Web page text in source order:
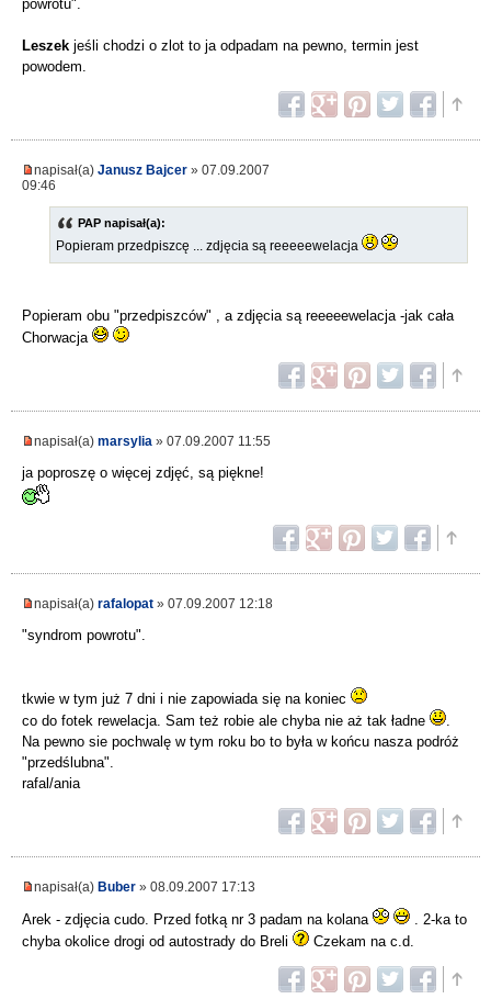
powrotu".
Leszek jeśli chodzi o zlot to ja odpadam na pewno, termin jest
powodem.
napisał(a) Janusz Bajcer » 07.09.2007
09:46
PAP napisał(a):
Popieram przedpiszcę ... zdjęcia są reeeeewelacja
Popieram obu "przedpiszców" , a zdjęcia są reeeeewelacja -jak cała
Chorwacja
napisał(a) marsylia » 07.09.2007 11:55
ja poproszę o więcej zdjęć, są piękne!
napisał(a) rafalopat » 07.09.2007 12:18
"syndrom powrotu".
tkwie w tym już 7 dni i nie zapowiada się na koniec
co do fotek rewelacja. Sam też robie ale chyba nie aż tak ładne
.
Na pewno sie pochwalę w tym roku bo to była w końcu nasza podróż
"przedślubna".
rafal/ania
napisał(a) Buber » 08.09.2007 17:13
Arek - zdjęcia cudo. Przed fotką nr 3 padam na kolana
. 2-ka to
chyba okolice drogi od autostrady do Breli
Czekam na c.d.